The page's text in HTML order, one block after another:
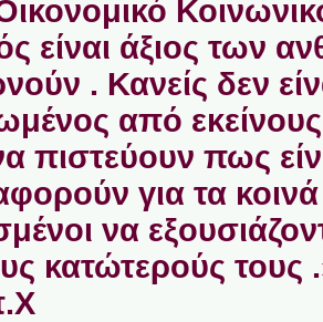
είναι άξιος των
. Κανείς δεν
από
πιστεύουν πως
για τα κοινά
να
κατώτερούς τους